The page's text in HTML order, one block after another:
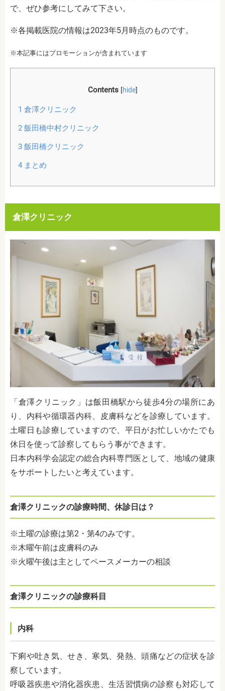
で、ぜひ参考にしてみて下さい。
※各掲載医院の情報は2023年5月時点のものです。
※本記事にはプロモーションが含まれています
Contents [hide]
1 倉澤クリニック
2飯田橋中村クリニック
3飯田橋クリニック
4まとめ
倉澤クリニック
「倉澤クリニック」は飯田橋駅から徒歩4分の場所にあ
り、内科や循環器内科、皮膚科などを診療しています。
土曜日も診療していますので、平日がお忙しいかたでも
休日を使って診察してもらう事ができます。
日本内科学会認定の総合内科専門医として、地域の健康
をサポートしたいと考えています。
倉澤クリニックの診療時間、休診日は？
※土曜の診療は第2・第4のみです。
※木曜午前は皮膚科のみ
※火曜午後は主としてペースメーカーの相談
倉澤クリニックの診療科目
内科
下痢や吐き気、せき、寒気、発熱、頭痛などの症状を診
察しています。
呼吸器疾患や消化器疾患、生活習慣病の診察も対応して